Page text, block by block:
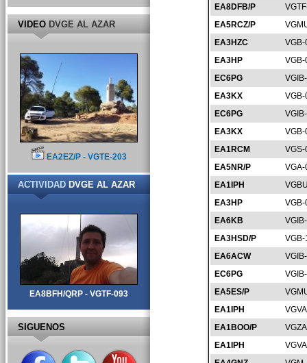
EA8DFB/P
EA5RCZ/P
EA3HZC
EA3HP
EC6PG
EA3KX
EC6PG
EA3KX
EA1RCM
EA5NR/P
EA1IPH
EA3HP
EA6KB
EA3HSD/P
EA6ACW
EC6PG
EA5ES/P
EA1IPH
EA1BOO/P
EA1IPH
VIDEODVGE AL AZAR
EA2EZ/P - VGTE-203
ACTIVIDADDVGE AL AZAR
EA8BFH/QRP - VGTF-093
SIGUENOS